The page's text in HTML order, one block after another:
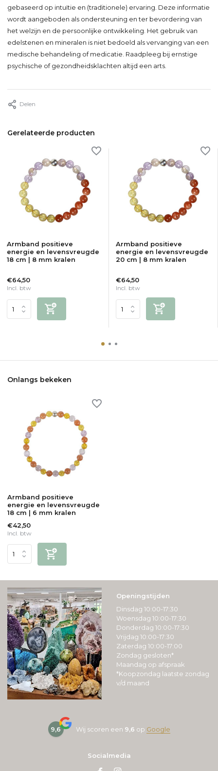
gebaseerd op intuïtie en (traditionele) ervaring. Deze informatie
wordt aangeboden als ondersteuning en ter bevordering van
het welzijn en de persoonlijke ontwikkeling. Het gebruik van
edelstenen en mineralen is niet bedoeld als vervanging van een
medische behandeling of medicatie. Raadpleeg bij ernstige
psychische of gezondheidsklachten altijd een arts.
Delen
Gerelateerde producten
Armband positieve
energie en levensvreugde
18 cm | 8 mm kralen
€64,50
Incl. btw
Armband positieve
energie en levensvreugde
20 cm | 8 mm kralen
€64,50
Incl. btw
Onlangs bekeken
Armband positieve
energie en levensvreugde
18 cm | 6 mm kralen
€42,50
Incl. btw
Openingstijden
Dinsdag 10:00-17:30
Woensdag 10:00-17:30
Donderdag 10:00-17:30
Vrijdag 10:00-17:30
Zaterdag 10:00-17:00
Zondag gesloten*
Maandag op afspraak
*Koopzondag laatste zondag
v/d maand
9,6 Wij scoren een 9,6 op Google
Socialmedia